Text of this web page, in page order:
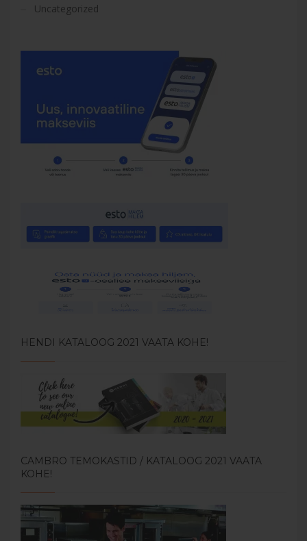
Uncategorized
HENDI KATALOOG 2021 VAATA KOHE!
CAMBRO TEMOKASTID / KATALOOG 2021 VAATA
KOHE!